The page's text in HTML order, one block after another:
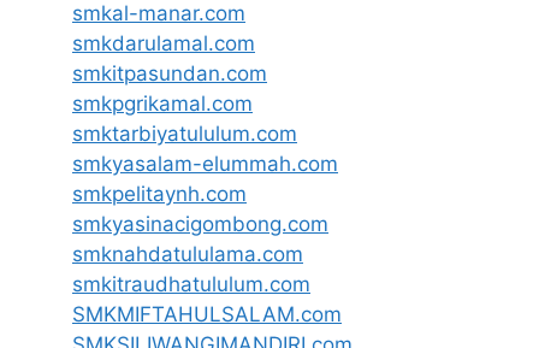
smkal-manar.com
smkdarulamal.com
smkitpasundan.com
smkpgrikamal.com
smktarbiyatululum.com
smkyasalam-elummah.com
smkpelitaynh.com
smkyasinacigombong.com
smknahdatululama.com
smkitraudhatululum.com
SMKMIFTAHULSALAM.com